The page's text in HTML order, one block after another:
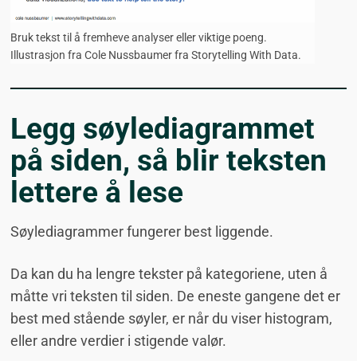
Bruk tekst til å fremheve analyser eller viktige poeng.
Illustrasjon fra Cole Nussbaumer fra Storytelling With Data.
Legg søylediagrammet
på siden, så blir teksten
lettere å lese
Søylediagrammer fungerer best liggende.
Da kan du ha lengre tekster på kategoriene, uten å
måtte vri teksten til siden. De eneste gangene det er
best med stående søyler, er når du viser histogram,
eller andre verdier i stigende valør.